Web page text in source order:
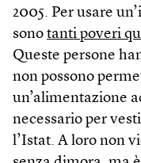
2005. Per usare
sono tanti poveri
Queste persone
non possono
un’alimentazione
necessario per
l’Istat. A loro non